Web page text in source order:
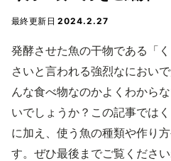
最終更新日2024.2.27
発酵させた魚の干物である「
さいと言われる強烈なにおい
んな食べ物なのかよくわから
いでしょうか？この記事では
に加え、使う魚の種類や作り
す。ぜひ最後までご覧ください